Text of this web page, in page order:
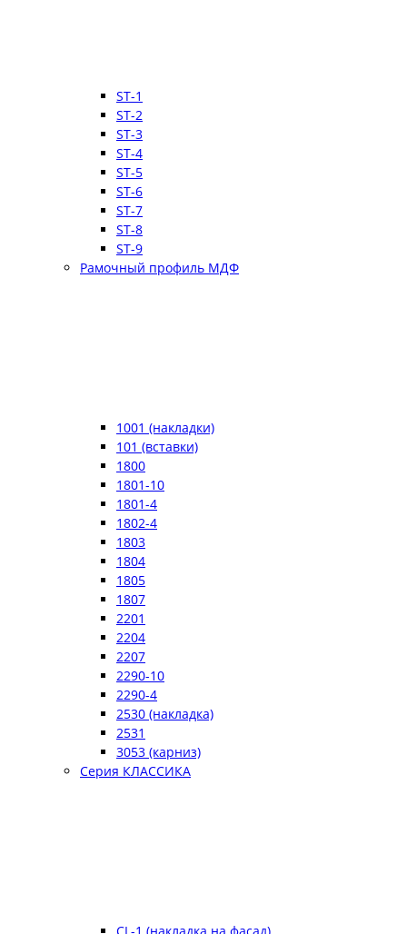
ST-1
ST-2
ST-3
ST-4
ST-5
ST-6
ST-7
ST-8
ST-9
Рамочный профиль МДФ
1001 (накладки)
101 (вставки)
1800
1801-10
1801-4
1802-4
1803
1804
1805
1807
2201
2204
2207
2290-10
2290-4
2530 (накладка)
2531
3053 (карниз)
Серия КЛАССИКА
CL-1 (накладка на фасад)